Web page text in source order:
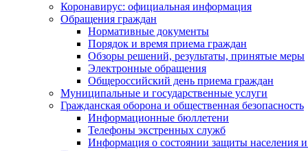
Коронавирус: официальная информация
Обращения граждан
Нормативные документы
Порядок и время приема граждан
Обзоры решений, результаты, принятые меры
Электронные обращения
Общероссийский день приема граждан
Муниципальные и государственные услуги
Гражданская оборона и общественная безопасность
Информационные бюллетени
Телефоны экстренных служб
Информация о состоянии защиты населения